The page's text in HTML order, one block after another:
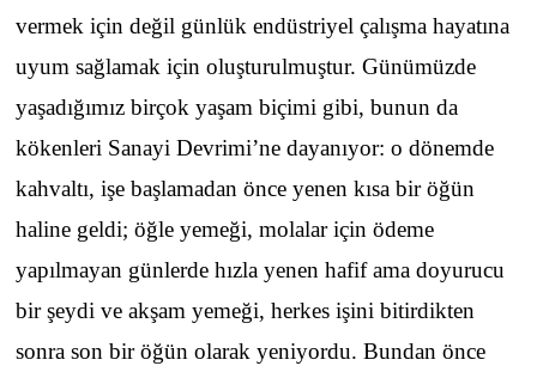
vermek için değil günlük endüstriyel çalışma hayatına
uyum sağlamak için oluşturulmuştur. Günümüzde
yaşadığımız birçok yaşam biçimi gibi, bunun da
kökenleri Sanayi Devrimi’ne dayanıyor: o dönemde
kahvaltı, işe başlamadan önce yenen kısa bir öğün
haline geldi; öğle yemeği, molalar için ödeme
yapılmayan günlerde hızla yenen hafif ama doyurucu
bir şeydi ve akşam yemeği, herkes işini bitirdikten
sonra son bir öğün olarak yeniyordu. Bundan önce